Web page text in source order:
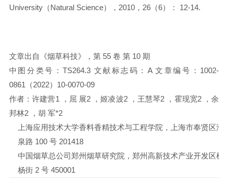
University（Natural Science），2010，26（6）： 12-14.
文章出自《烟草科技》，第 55 卷 第 10 期
中图分类号：TS264.3 文献标志码：A 文章编号：1002-
0861（2022）10-0070-09
作者：许建营1 ，屈 展2 ，姬凌波2 ，王慧琴2 ，霍现宽2 ，余
邦林2 ，胡 军*2
上海应用技术大学香料香精技术与工程学院，上海市奉贤区海
泉路 100 号 201418
中国烟草总公司郑州烟草研究院，郑州高新技术产业开发区枫
杨街 2 号 450001